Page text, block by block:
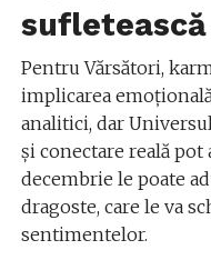
sufletească
Pentru Vărsători,
implicarea
analitici, dar
și conectare reală
decembrie le poate
dragoste, care le va
sentimentelor.